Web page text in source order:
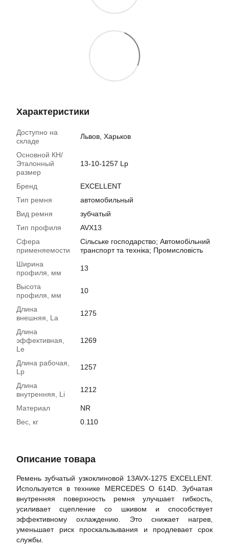
Характеристики
Доступно на
складе
Львов, Харьков
Основной КН/
Эталонный
размер
13-10-1257 Lp
Бренд
EXCELLENT
Тип ремня
автомобильный
Вид ремня
зубчатый
Тип профиля
AVX13
Сфера
применяемости
Сільське господарство; Автомобільний
транспорт та техніка; Промисловість
Ширина
профиля, мм
13
Высота
профиля, мм
10
Длина
внешняя, La
1275
Длина
эффективная,
Le
1269
Длина рабочая,
Lp
1257
Длина
внутренняя, Li
1212
Материал
NR
Вес, кг
0.110
Описание товара
Ремень зубчатый узкоклиновой 13AVX-1275 EXCELLENT.
Используется в технике MERCEDES O 614D. Зубчатая
внутренняя поверхность ремня улучшает гибкость,
усиливает сцепление со шкивом и способствует
эффективному охлаждению. Это снижает нагрев,
уменьшает риск проскальзывания и продлевает срок
службы.